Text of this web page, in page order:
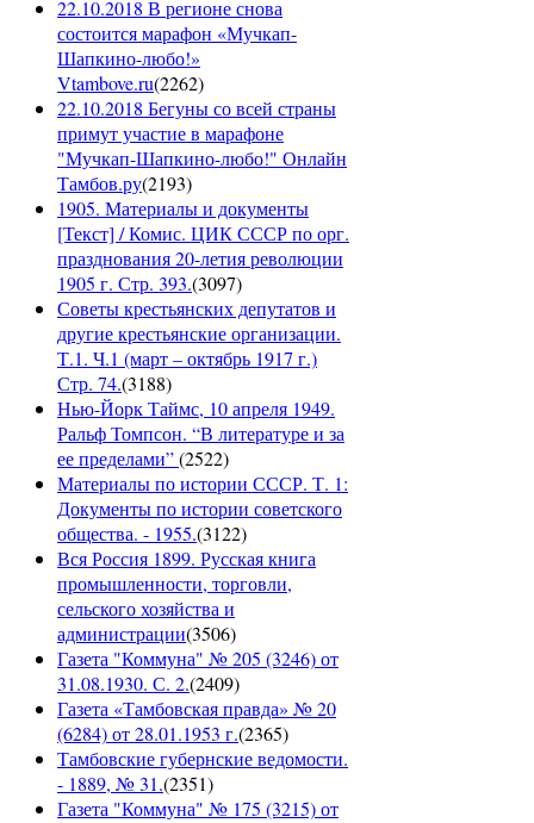
22.10.2018 В регионе снова
состоится марафон «Мучкап-
Шапкино-любо!»
Vtambove.ru(2262)
22.10.2018 Бегуны со всей страны
примут участие в марафоне
"Мучкап-Шапкино-любо!" Онлайн
Тамбов.ру(2193)
1905. Материалы и документы
[Текст] / Комис. ЦИК СССР по орг.
празднования 20-летия революции
1905 г. Стр. 393.(3097)
Советы крестьянских депутатов и
другие крестьянские организации.
Т.1. Ч.1 (март – октябрь 1917 г.)
Стр. 74.(3188)
Нью-Йорк Таймс, 10 апреля 1949.
Ральф Томпсон. “В литературе и за
ее пределами”(2522)
Материалы по истории СССР. Т. 1:
Документы по истории советского
общества. - 1955.(3122)
Вся Россия 1899. Русская книга
промышленности, торговли,
сельского хозяйства и
администрации(3506)
Газета "Коммуна" № 205 (3246) от
31.08.1930. С. 2.(2409)
Газета «Тамбовская правда» № 20
(6284) от 28.01.1953 г.(2365)
Тамбовские губернские ведомости.
- 1889, № 31.(2351)
Газета "Коммуна" № 175 (3215) от